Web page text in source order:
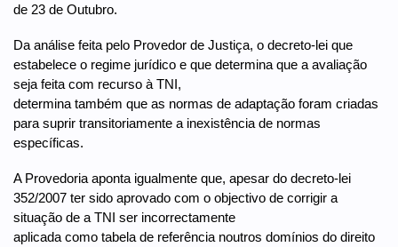
de 23 de Outubro.
Da análise feita pelo Provedor de Justiça, o decreto-lei que
estabelece o regime jurídico e que determina que a avaliação
seja feita com recurso à TNI,
determina também que as normas de adaptação foram criadas
para suprir transitoriamente a inexistência de normas
específicas.
A Provedoria aponta igualmente que, apesar do decreto-lei
352/2007 ter sido aprovado com o objectivo de corrigir a
situação de a TNI ser incorrectamente
aplicada como tabela de referência noutros domínios do direito